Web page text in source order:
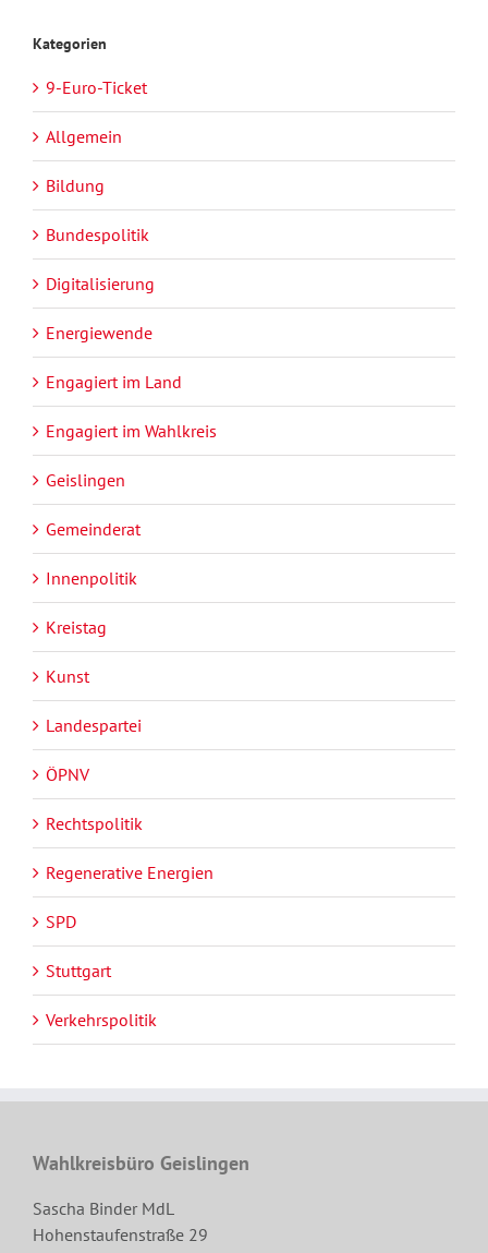
Kategorien
9-Euro-Ticket
Allgemein
Bildung
Bundespolitik
Digitalisierung
Energiewende
Engagiert im Land
Engagiert im Wahlkreis
Geislingen
Gemeinderat
Innenpolitik
Kreistag
Kunst
Landespartei
ÖPNV
Rechtspolitik
Regenerative Energien
SPD
Stuttgart
Verkehrspolitik
Wahlkreisbüro Geislingen
Sascha Binder MdL
Hohenstaufenstraße 29